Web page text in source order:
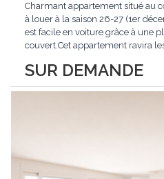
SUR DEMANDE
Charmant appartement situé au
à louer à la saison 26-27 (1er
est facile en voiture grâce à une
couvert.Cet appartement ravira
De plus, le logement offre une
du-Midi et les montagnes...